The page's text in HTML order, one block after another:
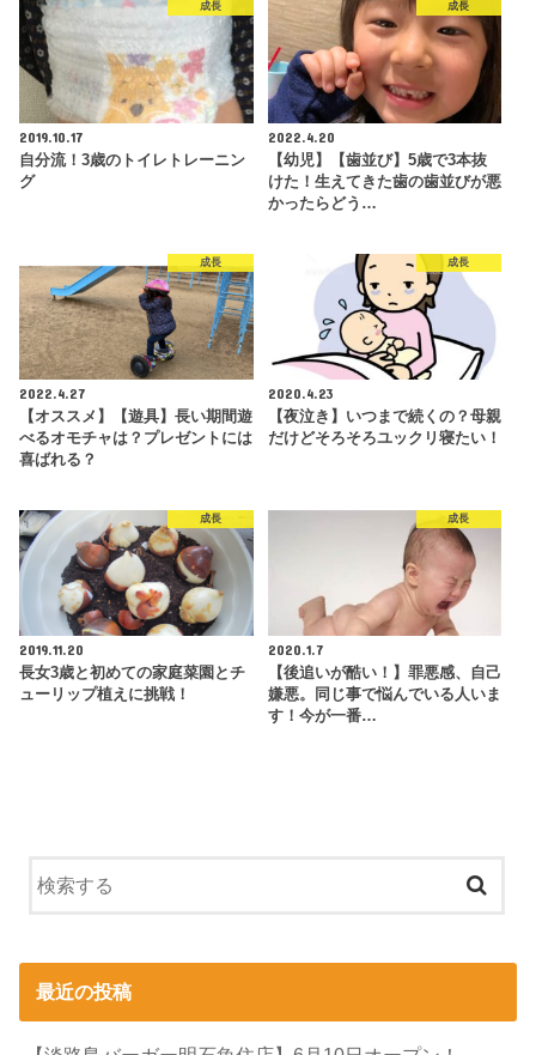
成長
2019.10.17
自分流！3歳のトイレトレーニン
グ
成長
2022.4.20
【幼児】【歯並び】5歳で3本抜
けた！生えてきた歯の歯並びが悪
かったらどう…
成長
2022.4.27
【オススメ】【遊具】長い期間遊
べるオモチャは？プレゼントには
喜ばれる？
成長
2020.4.23
【夜泣き】いつまで続くの？母親
だけどそろそろユックリ寝たい！
成長
2019.11.20
長女3歳と初めての家庭菜園とチ
ューリップ植えに挑戦！
成長
2020.1.7
【後追いが酷い！】罪悪感、自己
嫌悪。同じ事で悩んでいる人いま
す！今が一番…
最近の投稿